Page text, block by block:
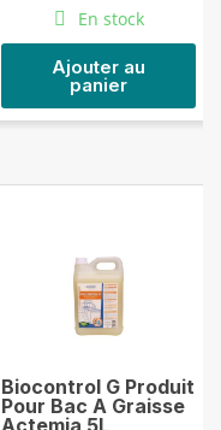
En stock
Ajouter au
panier
Biocontrol G Produit
Pour Bac A Graisse
Actemia 5L